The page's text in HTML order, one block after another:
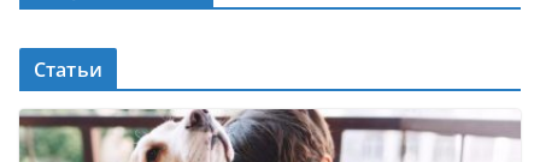
Статьи